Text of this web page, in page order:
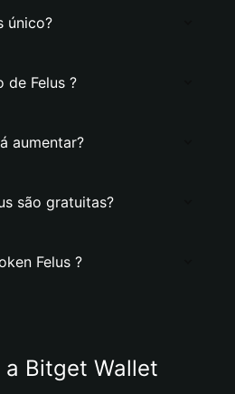
único?
de Felus ?
aumentar?
são gratuitas?
Felus ?
a Bitget Wallet